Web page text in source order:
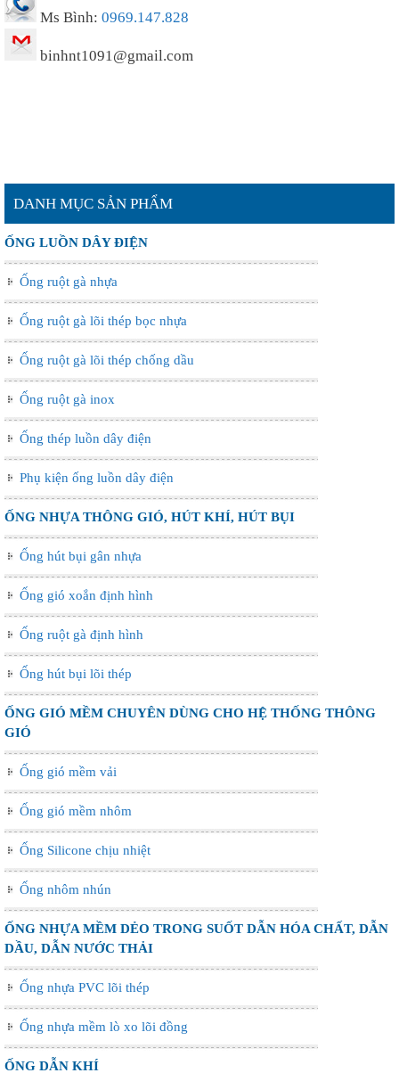
Ms Bình: 0969.147.828
binhnt1091@gmail.com
DANH MỤC SẢN PHẨM
ỐNG LUỒN DÂY ĐIỆN
Ống ruột gà nhựa
Ống ruột gà lõi thép bọc nhựa
Ống ruột gà lõi thép chống dầu
Ống ruột gà inox
Ống thép luồn dây điện
Phụ kiện ống luồn dây điện
ỐNG NHỰA THÔNG GIÓ, HÚT KHÍ, HÚT BỤI
Ống hút bụi gân nhựa
Ống gió xoắn định hình
Ống ruột gà định hình
Ống hút bụi lõi thép
ỐNG GIÓ MỀM CHUYÊN DÙNG CHO HỆ THỐNG THÔNG
GIÓ
Ống gió mềm vải
Ống gió mềm nhôm
Ống Silicone chịu nhiệt
Ống nhôm nhún
ỐNG NHỰA MỀM DẺO TRONG SUỐT DẪN HÓA CHẤT, DẪN
DẦU, DẪN NƯỚC THẢI
Ống nhựa PVC lõi thép
Ống nhựa mềm lò xo lõi đồng
ỐNG DẪN KHÍ